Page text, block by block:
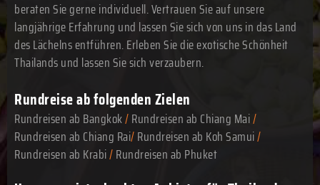
beraten Sie gerne individuell. Vertrauen Sie auf unsere
langjährige Erfahrung und lassen Sie sich von uns in das Land
des Lächelns entführen. Erleben Sie die exotische Schönheit
Thailands und lassen Sie sich verzaubern.
Rundreise ab folgenden Zielen
Rundreisen ab Bangkok/Rundreisen ab Chiang Mai/
Rundreisen ab Chiang Rai/Rundreisen ab Koh Samui/
Rundreisen ab Krabi/Rundreisen ab Phuket